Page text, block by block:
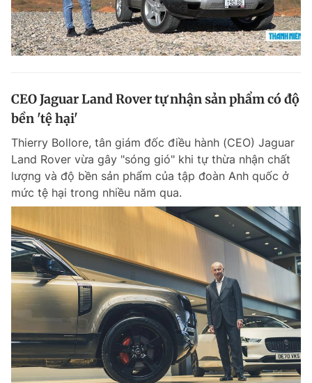
CEO Jaguar Land Rover tự nhận sản phẩm có độ
bền 'tệ hại'
Thierry Bollore, tân giám đốc điều hành (CEO) Jaguar
Land Rover vừa gây "sóng gió" khi tự thừa nhận chất
lượng và độ bền sản phẩm của tập đoàn Anh quốc ở
mức tệ hại trong nhiều năm qua.